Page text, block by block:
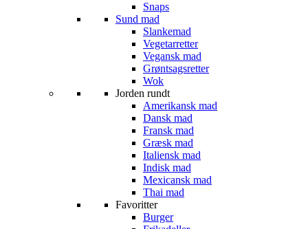
Snaps
Sund mad
Slankemad
Vegetarretter
Vegansk mad
Grøntsagsretter
Wok
Jorden rundt
Amerikansk mad
Dansk mad
Fransk mad
Græsk mad
Italiensk mad
Indisk mad
Mexicansk mad
Thai mad
Favoritter
Burger